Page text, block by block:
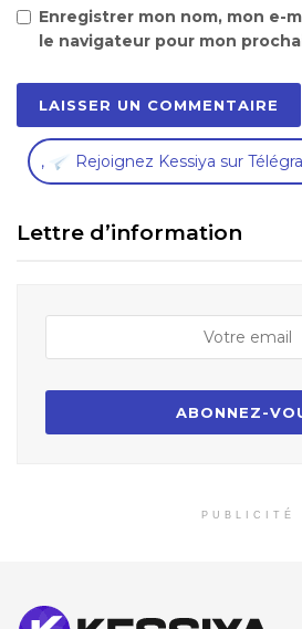
Enregistrer mon nom, mon e-
le navigateur pour mon
, Rejoignez Kessiya sur
Lettre d’information
PUBLICITÉ